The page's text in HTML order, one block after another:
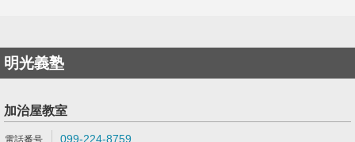
明光義塾
加治屋教室
099-224-8759